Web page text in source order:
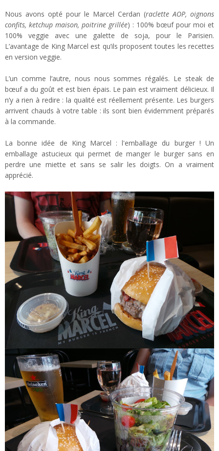
Nous avons opté pour le Marcel Cerdan (raclette AOP, oignons
confits, ketchup maison, poitrine grillée) : 100% bœuf pour moi et
100% veggie avec une galette de soja, pour le Parisien.
L’avantage de King Marcel est qu’ils proposent toutes les recettes
en version veggie.
L’un comme l’autre, nous nous sommes régalés. Le steak de
bœuf a du goût et est bien épais. Le pain est vraiment délicieux. Il
n’y a rien à redire : la qualité est réellement présente. Les burgers
arrivent chauds à votre table : ils sont bien évidemment préparés
à la commande.
La bonne idée de King Marcel : l'emballage du burger ! Un
emballage astucieux qui permet de manger le burger sans en
perdre une miette et sans se salir les doigts. On a vraiment
apprécié.